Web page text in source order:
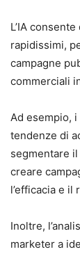
L’IA
rapidissimi,
campagne
commerciali
Ad esempio,
tendenze di
segmentare
creare
l’efficacia e
Inoltre,
marketer a